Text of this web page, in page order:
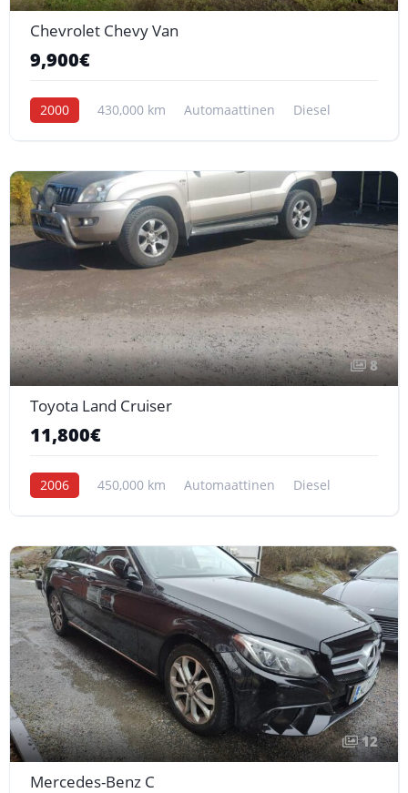
Chevrolet Chevy Van
9,900€
2000 430,000 km Automaattinen Diesel
8
Toyota Land Cruiser
11,800€
2006 450,000 km Automaattinen Diesel
12
Mercedes-Benz C